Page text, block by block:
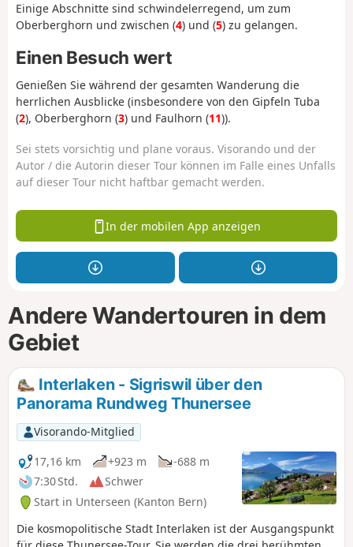
Einige Abschnitte sind schwindelerregend, um zum
Oberberghorn und zwischen (4) und (5) zu gelangen.
Einen Besuch wert
Genießen Sie während der gesamten Wanderung die
herrlichen Ausblicke (insbesondere von den Gipfeln Tuba
(2), Oberberghorn (3) und Faulhorn (11)).
Sei stets vorsichtig und plane voraus. Visorando und der
Autor / die Autorin dieser Tour können im Falle eines Unfalls
auf dieser Tour nicht haftbar gemacht werden.
In der mobilen App anzeigen
Andere Wandertouren in dem
Gebiet
Interlaken - Sigriswil über den
Panorama Rundweg Thunersee
Visorando-Mitglied
17,16 km
+923 m
-688 m
7:30 Std.
Schwer
Start in Unterseen (Kanton Bern)
Die kosmopolitische Stadt Interlaken ist der Ausgangspunkt